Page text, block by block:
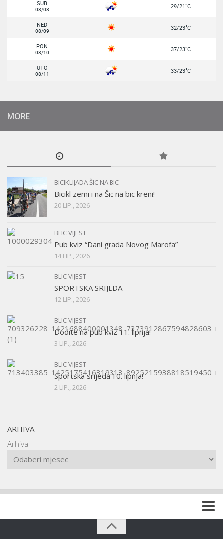
SUB
08/08 29/21°C
NED
08/09 32/23°C
PON
08/10 37/23°C
UTO
08/11 33/23°C
MORE
BICIKLIJADA ŠIC NA BIC
Bicikl zemi i na Šic na bic kreni!
20 LIP., 2026
BLIC VIJEST
Pub kviz “Dani grada Novog Marofa”
14 LIP., 2026
BLIC VIJEST
SPORTSKA SRIJEDA
12 LIP., 2026
BLIC VIJEST
Dođite na pub kviz 11. lipnja!
3 LIP., 2026
BLIC VIJEST
Sportska srijeda 10. lipnja!
2 LIP., 2026
ARHIVA
Arhiva